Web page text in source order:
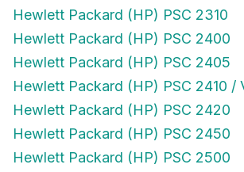
Hewlett Packard (HP) PSC 2310
Hewlett Packard (HP) PSC 2400
Hewlett Packard (HP) PSC 2405
Hewlett Packard (HP) PSC 2410 /
Hewlett Packard (HP) PSC 2420
Hewlett Packard (HP) PSC 2450
Hewlett Packard (HP) PSC 2500